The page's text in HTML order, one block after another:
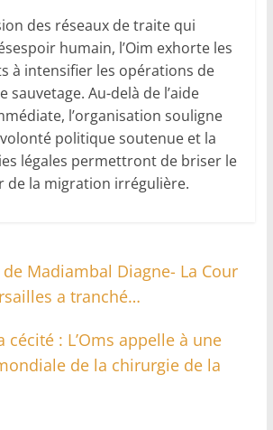
des réseaux de traite qui
humain, l’Oim exhorte les
à intensifier les opérations de
sauvetage. Au-delà de l’aide
l’organisation souligne
politique soutenue et la
légales permettront de briser le
de la migration irrégulière.
Madiambal Diagne- La Cour
a tranché…
cécité : L’Oms appelle à une
de la chirurgie de la